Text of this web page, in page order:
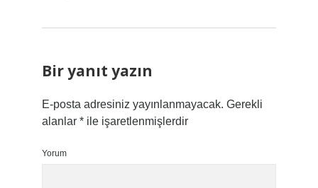
Bir yanıt yazın
E-posta adresiniz yayınlanmayacak. Gerekli
alanlar *ile işaretlenmişlerdir
Yorum